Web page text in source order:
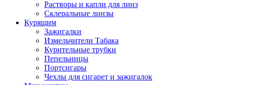
Растворы и капли для линз
Склеральные линзы
Курящим
Зажигалки
Измельчители Табака
Курительные трубки
Пепельницы
Портсигары
Чехлы для сигарет и зажигалок